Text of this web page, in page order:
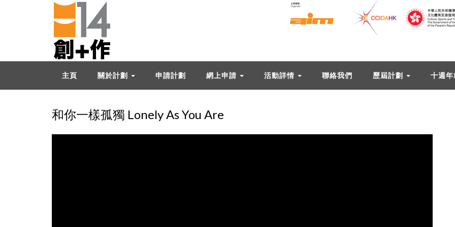
主頁 關於計劃 申請計劃 網上申請 活動詳情 聯絡我們 歷屆計劃 十週
和你一樣孤獨 Lonely As You Are